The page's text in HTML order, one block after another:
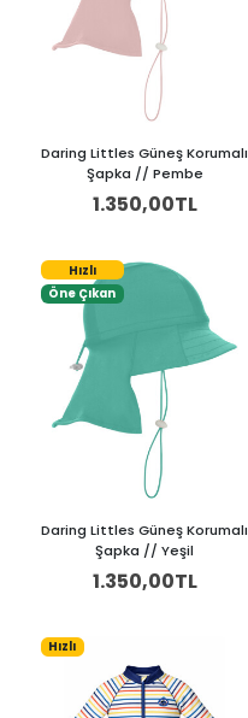
Daring Littles Güneş Korumalı
Şapka // Pembe
1.350,00TL
Hızlı
Öne Çıkan
Daring Littles Güneş Korumalı
Şapka // Yeşil
1.350,00TL
Hızlı